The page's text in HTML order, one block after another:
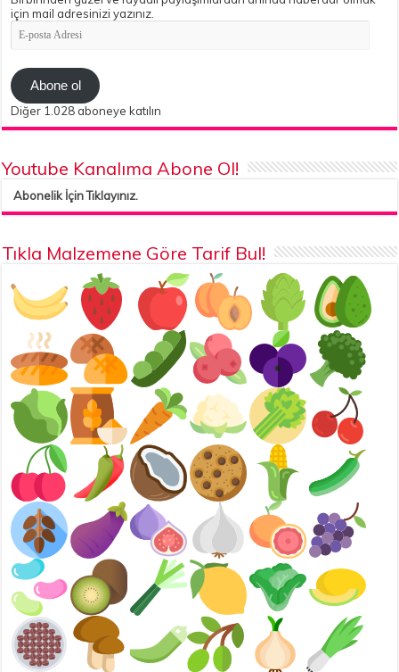
için mail adresinizi yazınız.
E-
posta
Abone ol
Diğer 1.028 aboneye katılın
Youtube Kanalıma Abone Ol!
Abonelik İçin Tıklayınız.
Tıkla Malzemene Göre Tarif Bul!